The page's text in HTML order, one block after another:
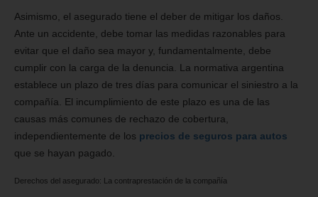
Asimismo, el asegurado tiene el deber de mitigar los daños.
Ante un accidente, debe tomar las medidas razonables para
evitar que el daño sea mayor y, fundamentalmente, debe
cumplir con la carga de la denuncia. La normativa argentina
establece un plazo de tres días para comunicar el siniestro a la
compañía. El incumplimiento de este plazo es una de las
causas más comunes de rechazo de cobertura,
independientemente de los precios de seguros para autos
que se hayan pagado.
Derechos del asegurado: La contraprestación de la compañía